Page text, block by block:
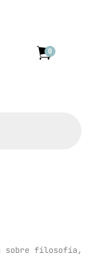
0
sobre filosofía,